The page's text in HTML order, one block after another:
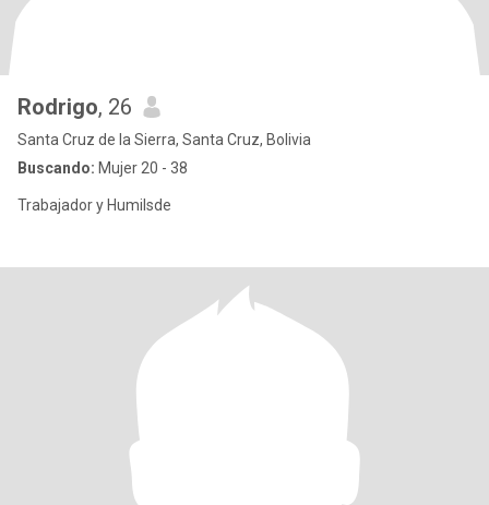
Rodrigo, 26
Santa Cruz de la Sierra, Santa Cruz, Bolivia
Buscando: Mujer 20 - 38
Trabajador y Humilsde